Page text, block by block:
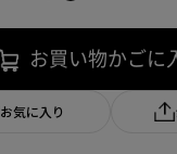
お買い物かごに
お気に入り